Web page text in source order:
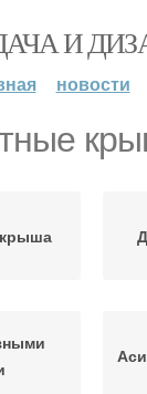
И
новости